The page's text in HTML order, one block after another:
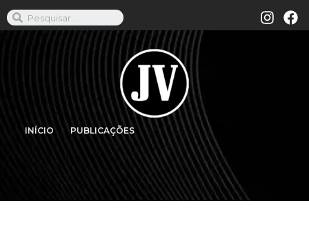
INÍCIO PUBLICAÇÕES